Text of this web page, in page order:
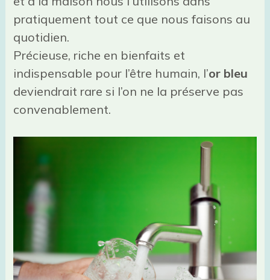
pratiquement tout ce que nous faisons au
quotidien.
Précieuse, riche en bienfaits et
indispensable pour l’être humain, l’or bleu
deviendrait rare si l’on ne la préserve pas
convenablement.